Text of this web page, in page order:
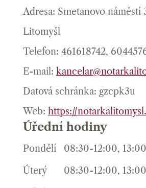
Adresa: Smetanovo náměstí
Litomyšl
Telefon: 461618742,
E-mail:
Datová schránka: gzcpk3u
Web: https://
Úřední hodiny
Pondělí
08:30-12:00,
Úterý
08:30-12:00,